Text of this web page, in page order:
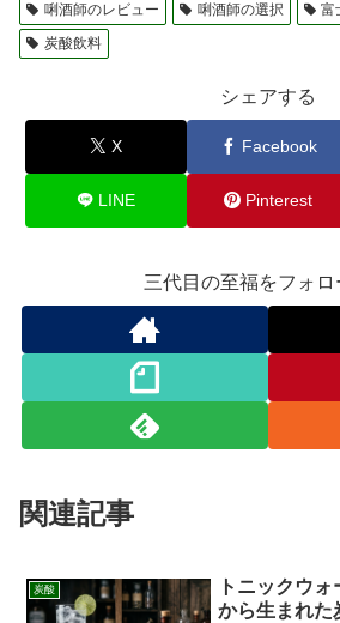
唎酒師のレビュー
唎酒師の選択
富
炭酸飲料
シェアする
X Facebook
LINE Pinterest
三代目の至福をフォロ
関連記事
炭酸
トニックウ
から生まれた